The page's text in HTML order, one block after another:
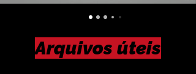
Arquivos úteis